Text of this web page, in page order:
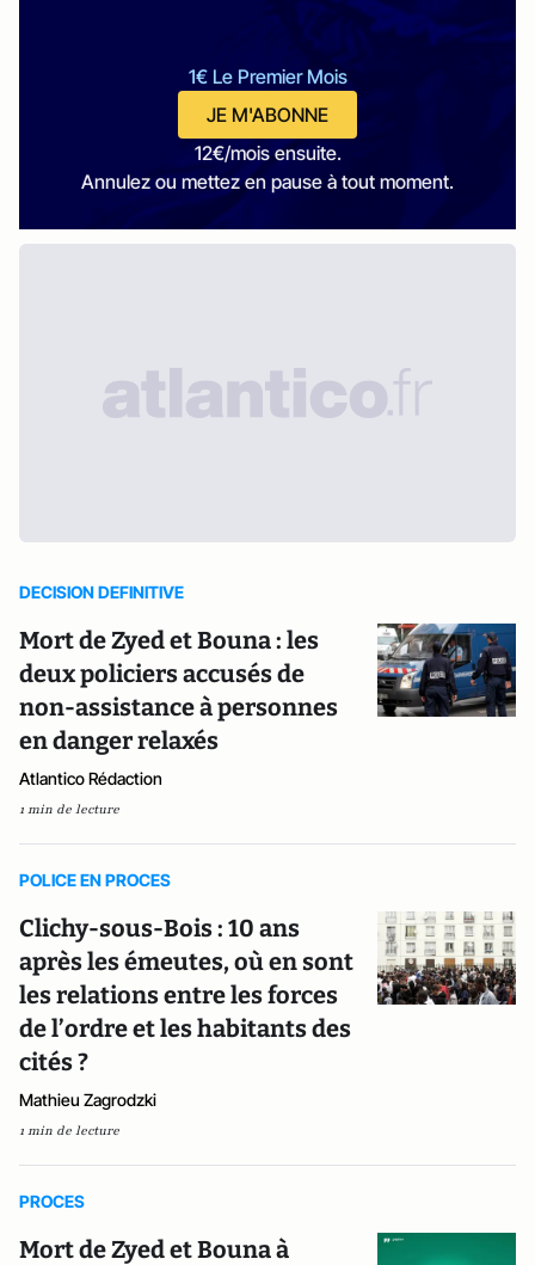
1€ Le Premier Mois
JE M'ABONNE
12€/mois ensuite.
Annulez ou mettez en pause à tout moment.
DECISION DEFINITIVE
Mort de Zyed et Bouna : les
deux policiers accusés de
non-assistance à personnes
en danger relaxés
Atlantico Rédaction
1 min de lecture
POLICE EN PROCES
Clichy-sous-Bois : 10 ans
après les émeutes, où en sont
les relations entre les forces
de l’ordre et les habitants des
cités ?
Mathieu Zagrodzki
1 min de lecture
PROCES
Mort de Zyed et Bouna à